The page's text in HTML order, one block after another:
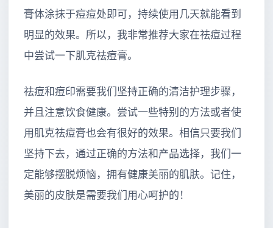
膏体涂抹于痘痘处即可，持续使用几天就能看到
明显的效果。所以，我非常推荐大家在祛痘过程
中尝试一下肌克祛痘膏。
祛痘和痘印需要我们坚持正确的清洁护理步骤，
并且注意饮食健康。尝试一些特别的方法或者使
用肌克祛痘膏也会有很好的效果。相信只要我们
坚持下去，通过正确的方法和产品选择，我们一
定能够摆脱烦恼，拥有健康美丽的肌肤。记住，
美丽的皮肤是需要我们用心呵护的！